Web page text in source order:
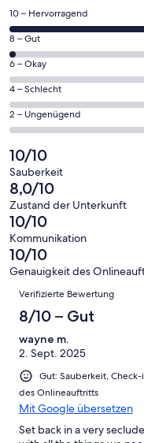
einem
neuen
Fenster
geöffnet
99
von
insgesamt
101
Gästebewertungen
haben
eine
Bewertung
von
10
-
Hervorragend
10 – Hervorragend
2
von
insgesamt
101
Gästebewertungen
haben
Bewertung
von
8
-
Gut
8 – Gut
0
von
insgesamt
101
Gästebewertungen
haben
eine
Bewertung
von
6
-
Okay
6 – Okay
0
von
insgesamt
Gästebewertungen
haben
eine
Bewertung
von
4
-
Schlecht
4 – Schlecht
0
von
insgesamt
101
Gästebewertungen
haben
eine
Bewertung
von
2
Ungenügend
2 – Ungenügend
10/10
Sauberkeit
8,0/10
Zustand der Unterkunft
10/10
Kommunikation
10/10
Genauigkeit des
Bewertungen
Verifizierte Bewertung
8/10 – Gut
wayne m.
2. Sept. 2025
Gut: Sauberkeit,
des Onlineauftritts
Mit Google übersetzen
Set back in a very